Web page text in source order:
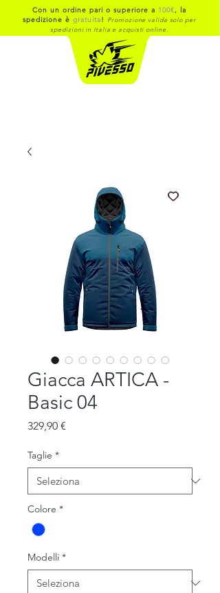
Con un ordine pari o superiore a 100€, la
spedizione ègratuita! Promozione valida solo per
spedizioni in Italia e acquisti online.
Giacca ARTICA -
Basic 04
329,90 €
Taglie *
Colore *
Modelli *